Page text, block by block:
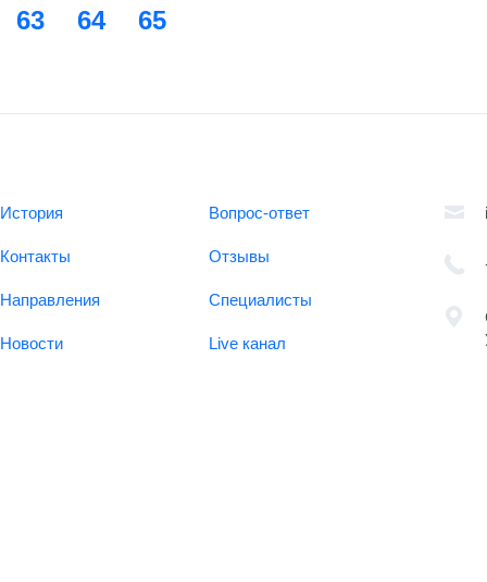
63
64 65
История Вопрос-ответ
Контакты Отзывы
Направления Специалисты
Новости Live канал